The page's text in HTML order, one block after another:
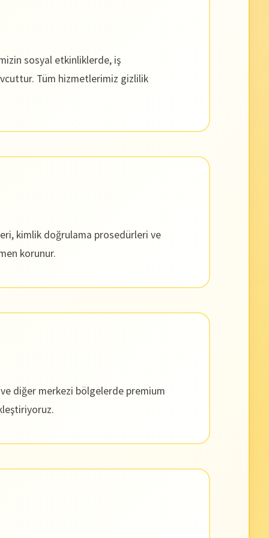
sosyal etkinliklerde, iş
Tüm hizmetlerimiz gizlilik
kimlik doğrulama prosedürleri ve
korunur.
diğer merkezi bölgelerde premium